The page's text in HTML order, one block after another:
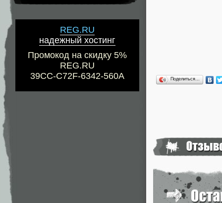
REG.RU
надежный хостинг
Промокод на скидку 5%
REG.RU
39CC-C72F-6342-560A
Поделиться…